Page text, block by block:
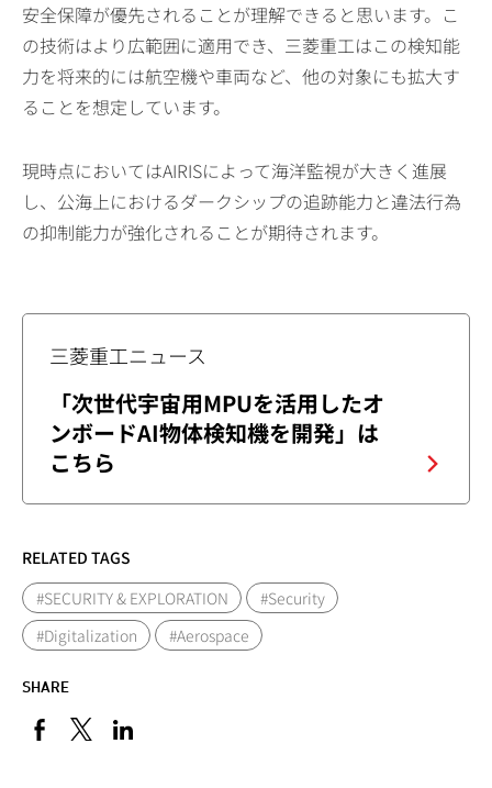
安全保障が優先されることが理解できると思います。こ
の技術はより広範囲に適用でき、三菱重工はこの検知能
力を将来的には航空機や車両など、他の対象にも拡大す
ることを想定しています。
現時点においてはAIRISによって海洋監視が大きく進展
し、公海上におけるダークシップの追跡能力と違法行為
の抑制能力が強化されることが期待されます。
三菱重工ニュース
「次世代宇宙用MPUを活用したオ
ンボードAI物体検知機を開発」は
こちら
RELATED TAGS
SHARE
#SECURITY & EXPLORATION
#Security
#Digitalization
#Aerospace